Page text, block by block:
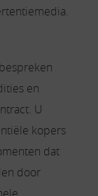
en
U
kopers
dat
door